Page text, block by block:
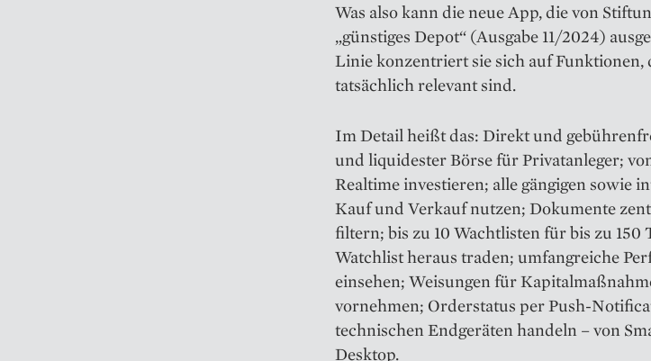
Was also kann die neue App, die von
„günstiges Depot“ (Ausgabe 11/2024)
Linie konzentriert sie sich auf
tatsächlich relevant sind.
Im Detail heißt das: Direkt und
und liquidester Börse für Privatanleger;
Realtime investieren; alle gängigen sowie
Kauf und Verkauf nutzen; Dokumente
filtern; bis zu 10 Wachtlisten für bis zu
Watchlist heraus traden; umfangreiche
einsehen; Weisungen für
vornehmen; Orderstatus per Push-
technischen Endgeräten handeln – von
Desktop.